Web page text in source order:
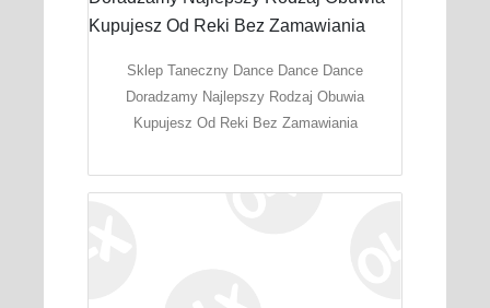
Sklep Taneczny Dance Dance Dance
Doradzamy Najlepszy Rodzaj Obuwia
Kupujesz Od Reki Bez Zamawiania